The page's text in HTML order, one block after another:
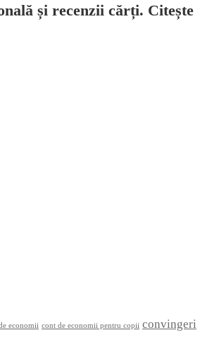
și recenzii cărți. Citește
economii cont de economii pentru copii convingeri